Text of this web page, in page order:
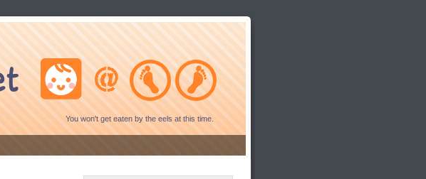
You won't get eaten by the eels at this time.